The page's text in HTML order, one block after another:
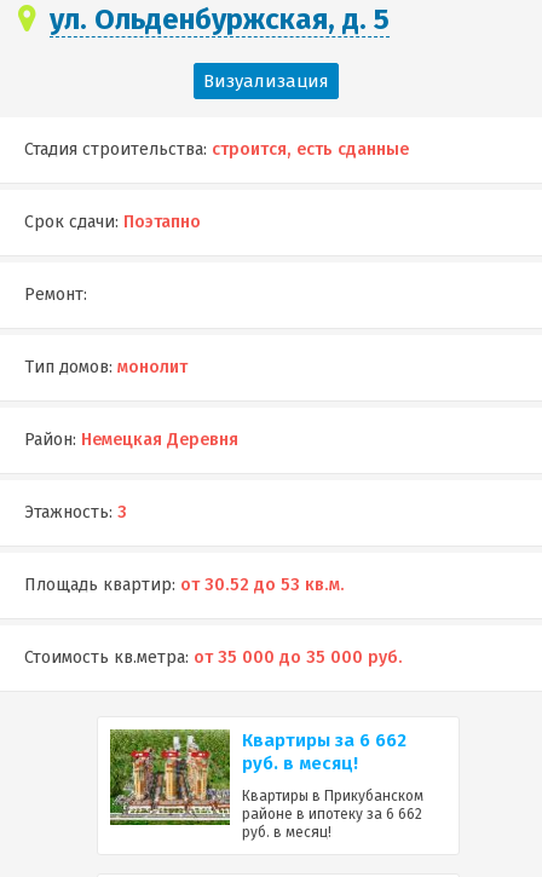
ул. Ольденбуржская, д. 5
Визуализация
Стадия строительства: строится, есть сданные
Срок сдачи: Поэтапно
Ремонт:
Тип домов: монолит
Район: Немецкая Деревня
Этажность: 3
Площадь квартир: от 30.52 до 53 кв.м.
Стоимость кв.метра: от 35 000 до 35 000 руб.
Квартиры за 6 662
руб. в месяц!
Квартиры в Прикубанском
районе в ипотеку за 6 662
руб. в месяц!